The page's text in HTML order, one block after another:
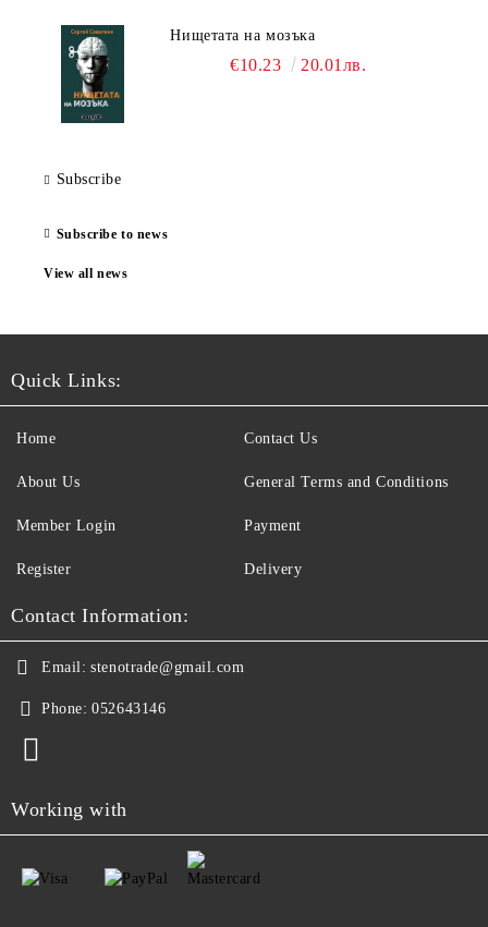
Нищетата на мозъка
€10.23 20.01лв.
Subscribe
Subscribe to news
View all news
Quick Links:
Home
About Us
Member Login
Register
Contact Us
General Terms and Conditions
Payment
Delivery
Contact Information:
Email: stenotrade@gmail.com
Phone: 052643146
Working with